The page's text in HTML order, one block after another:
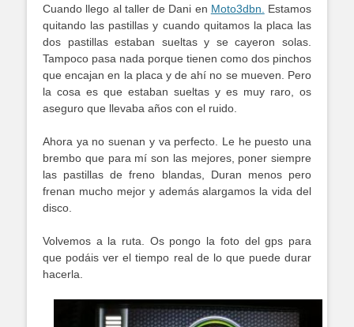
Cuando llego al taller de Dani en Moto3dbn.
Estamos
quitando las pastillas y cuando quitamos la placa las
dos pastillas estaban sueltas y se cayeron solas.
Tampoco pasa nada porque tienen como dos pinchos
que encajan en la placa y de ahí no se mueven. Pero
la cosa es que estaban sueltas y es muy raro, os
aseguro que llevaba años con el ruido.
Ahora ya no suenan y va perfecto. Le he puesto una
brembo que para mí son las mejores, poner siempre
las pastillas de freno blandas, Duran menos pero
frenan mucho mejor y además alargamos la vida del
disco.
Volvemos a la ruta. Os pongo la foto del gps para
que podáis ver el tiempo real de lo que puede durar
hacerla.